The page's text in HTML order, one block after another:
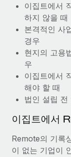
복리후생
손쉬운 직원 복
Tech는 Remote
급여 관리를 통해
자세히 알아보
블로그
Remote 제품
Remote
Remote의 사명
장 적합 사람을
입니다. 이를 위해
자세히 알아
Shootsta가
채용을 확장한
이집트에서
하지 않을 때
본격적인 사
경우
현지의 고용
우
이집트에서
해야 할 때
법인 설립 전
이집트에서
Remote의 기록
이 없는 기업이